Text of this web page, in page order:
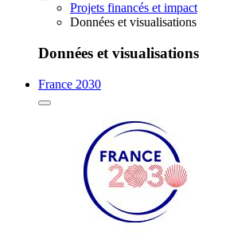
Projets financés et impact
Données et visualisations
Données et visualisations
France 2030